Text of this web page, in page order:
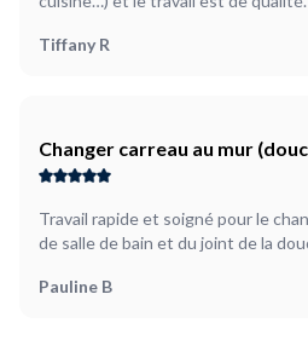
Tiffany R
Changer carreau au mur
Travail rapide et soigné pour le
de salle de bain et du joint de la
Pauline B